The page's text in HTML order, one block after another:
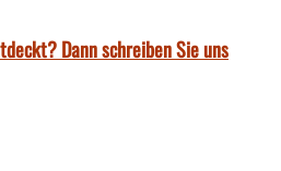
Dann schreiben Sie uns